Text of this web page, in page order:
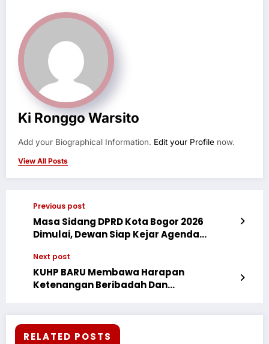
Ki Ronggo Warsito
Add your Biographical Information. Edit your Profile now.
View All Posts
Previous post
Masa Sidang DPRD Kota Bogor 2026
Dimulai, Dewan Siap Kejar Agenda
Next post
KUHP BARU Membawa Harapan
Ketenangan Beribadah Dan
RELATED POSTS